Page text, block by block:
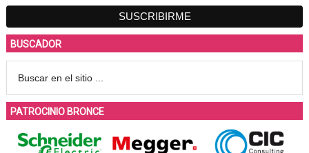
BUSCADOR
PATROCINIO BRONCE